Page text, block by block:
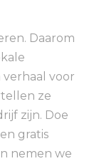
Daarom
voor
ze
zijn. Doe
gratis
nemen we